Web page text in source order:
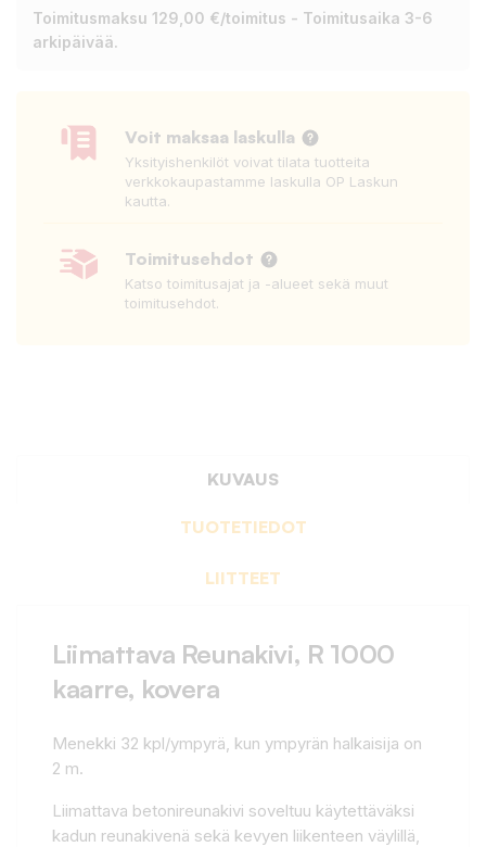
Toimitusmaksu 129,00 €/toimitus - Toimitusaika 3-6
arkipäivää.
Voit maksaa laskulla
Yksityishenkilöt voivat tilata tuotteita
verkkokaupastamme laskulla OP Laskun
kautta.
Toimitusehdot
Katso toimitusajat ja -alueet sekä muut
toimitusehdot.
KUVAUS
TUOTETIEDOT
LIITTEET
Liimattava Reunakivi, R 1000
kaarre, kovera
Menekki 32 kpl/ympyrä, kun ympyrän halkaisija on
2 m.
Liimattava betonireunakivi soveltuu käytettäväksi
kadun reunakivenä sekä kevyen liikenteen väylillä,